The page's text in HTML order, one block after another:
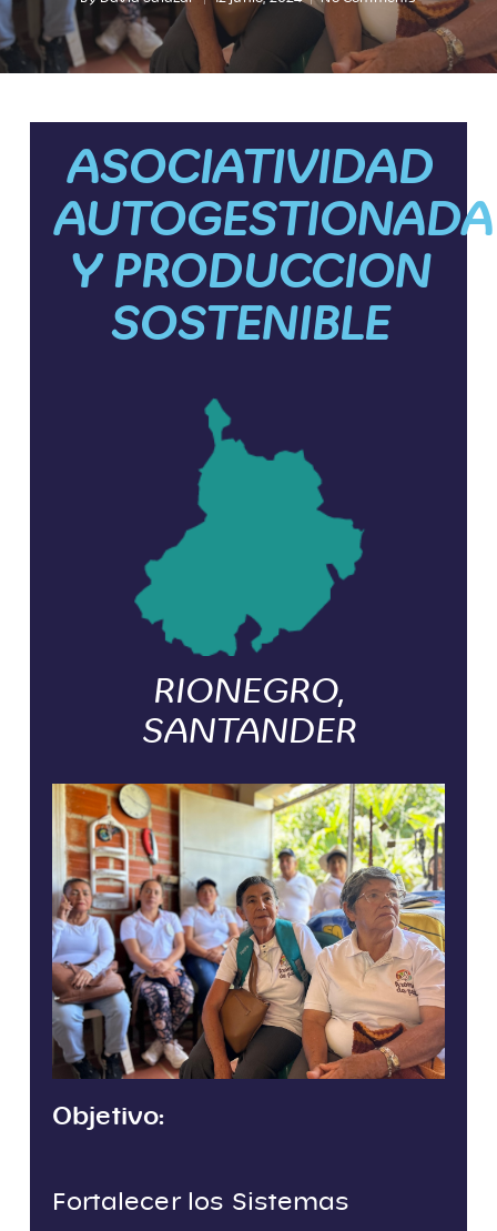
ASOCIATIVIDAD
AUTOGESTIONADA
Y PRODUCCION
SOSTENIBLE
RIONEGRO,
SANTANDER
Objetivo:
Fortalecer los Sistemas